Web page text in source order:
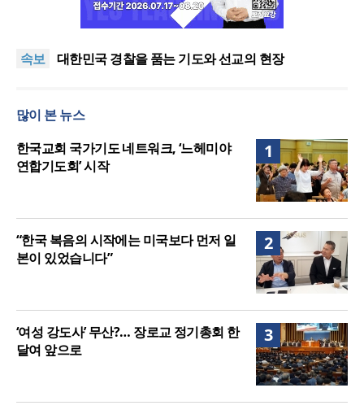
속보
한기연 “전쟁을 부르는 정책을 중단하라”
27.8%, 중증 입원·재활 확충 과제
대한민국 경찰을 품는 기도와 선교의 현장
주길”
한기연 “전쟁을 부르는 정책을 중단하라”
정신건강 치료 인프라 부족… 정신질환 평생유병률
27.8%, 중증 입원·재활 확충 과제
많이 본 뉴스
1
한국교회 국가기도 네트워크, ‘느헤미야
연합기도회’ 시작
2
“한국 복음의 시작에는 미국보다 먼저 일
본이 있었습니다”
3
‘여성 강도사’ 무산?… 장로교 정기총회 한
달여 앞으로